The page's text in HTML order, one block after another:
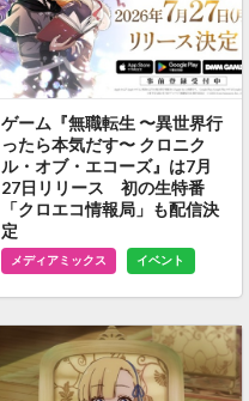
ゲーム『無職転生 〜異世界行
ったら本気だす〜 クロニク
ル・オブ・エコーズ』は7月
27日リリース 初の生特番
「クロエコ情報局」も配信決
定
メディアミックス イベント